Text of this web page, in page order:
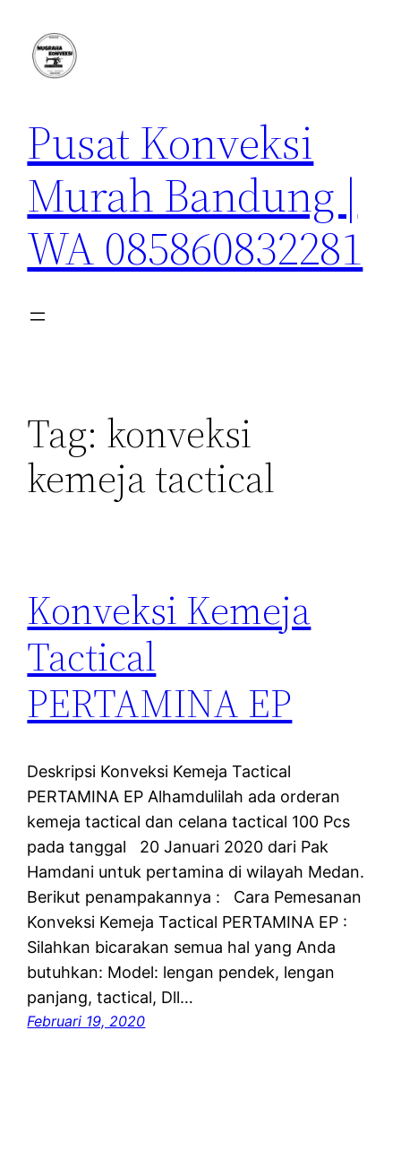
konten
Pusat Konveksi
Murah Bandung |
WA 085860832281
Tag: konveksi
kemeja tactical
Konveksi Kemeja
Tactical
PERTAMINA EP
Deskripsi Konveksi Kemeja Tactical
PERTAMINA EP Alhamdulilah ada orderan
kemeja tactical dan celana tactical 100 Pcs
pada tanggal 20 Januari 2020 dari Pak
Hamdani untuk pertamina di wilayah Medan.
Berikut penampakannya : Cara Pemesanan
Konveksi Kemeja Tactical PERTAMINA EP :
Silahkan bicarakan semua hal yang Anda
butuhkan: Model: lengan pendek, lengan
panjang, tactical, Dll…
Februari 19, 2020